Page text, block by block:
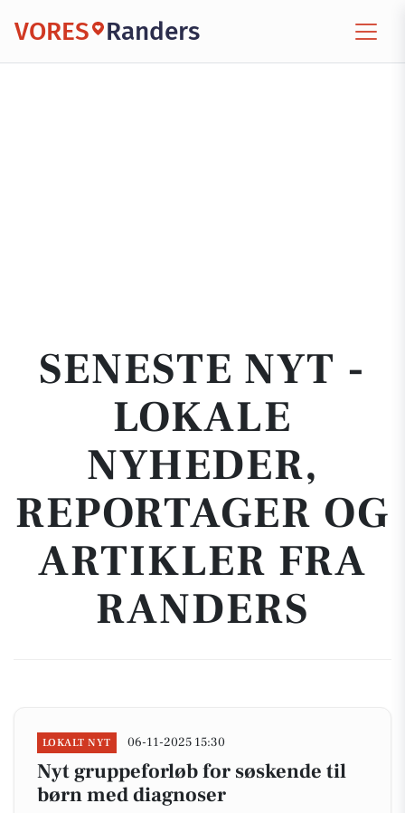
VORES Randers
SENESTE NYT -
LOKALE
NYHEDER,
REPORTAGER OG
ARTIKLER FRA
RANDERS
LOKALT NYT 06-11-2025 15:30
Nyt gruppeforløb for søskende til
børn med diagnoser